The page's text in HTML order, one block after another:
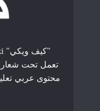
تعمل تحت شعار
محتوى عربي